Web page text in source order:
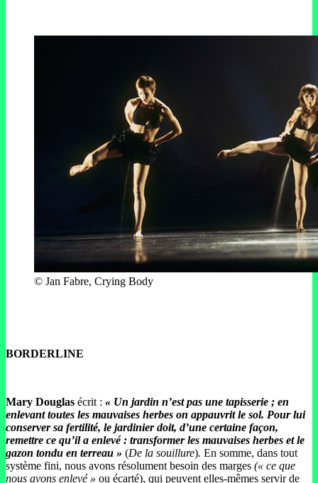
© Jan Fabre, Crying Body
BORDERLINE
Mary Douglas écrit : « Un jardin n’est pas une tapisserie ; en
enlevant toutes les mauvaises herbes on appauvrit le sol. Pour lui
conserver sa fertilité, le jardinier doit, d’une certaine façon,
remettre ce qu’il a enlevé : transformer les mauvaises herbes et le
gazon tondu en terreau » (De la souillure). En somme, dans tout
système fini, nous avons résolument besoin des marges (« ce que
nous avons enlevé » ou écarté), qui peuvent elles-mêmes servir de